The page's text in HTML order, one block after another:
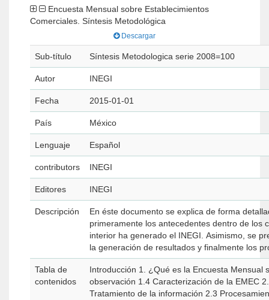
Comerciales. Síntesis Metodológica
Descargar
Sub-título Síntesis Metodologica serie 2008=100
Autor INEGI
Fecha 2015-01-01
País México
Lenguaje Español
contributors INEGI
Editores INEGI
Descripción
En éste documento se explica de forma detallada el proyecto de la Encuesta Mensual sobre Empresas Comerciales
primeramente los antecedentes dentro de los
interior ha generado el INEGI. Asimismo, se
la generación de resultados y finalmente los
Tabla de
contenidos
Introducción 1. ¿Qué es la Encuesta Mensual sobre Empresas Comerciales (EMEC)? 1.1 Objetivo 1.2 Antecedentes 1.3 Unidad de
observación 1.4 Caracterización de la EMEC 2. Diagrama general del proceso de la EMEC 2.1 ¿Cómo se realiza la captación de datos? 2.2
Tratamiento de la información 2.3 Procesamiento de datos 2.4 Generación de resultados 3. ¿Cuáles son los productos y usuarios de la EMEC?